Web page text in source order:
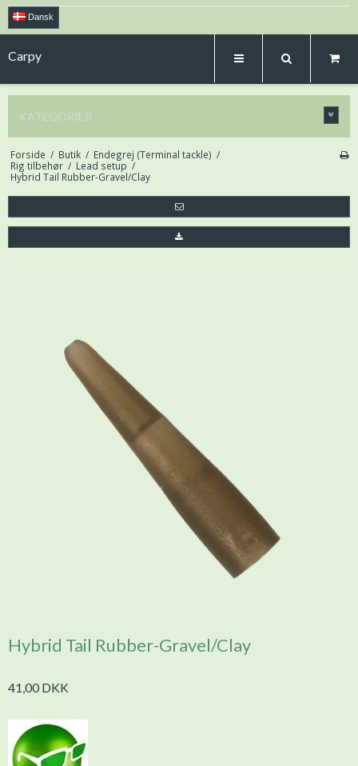
Dansk
Carpy
KATEGORIER
Forside / Butik / Endegrej (Terminal tackle) /
Rig tilbehør / Lead setup /
Hybrid Tail Rubber-Gravel/Clay
Hybrid Tail Rubber-Gravel/Clay
41,00 DKK